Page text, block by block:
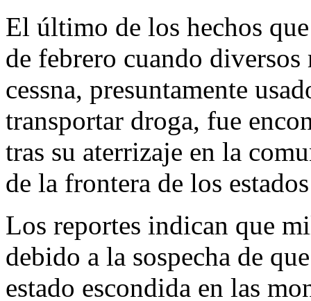
El último de los hechos
de febrero cuando
cessna, presuntamente
transportar droga, fue
tras su aterrizaje en la
de la frontera de los
Los reportes indican que
debido a la sospecha de
estado escondida en las